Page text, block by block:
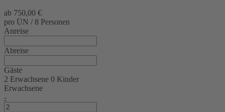
ab 750,00 €
pro ÜN / 8 Personen
Anreise
Abreise
Gäste
2 Erwachsene 0 Kinder
Erwachsene
-